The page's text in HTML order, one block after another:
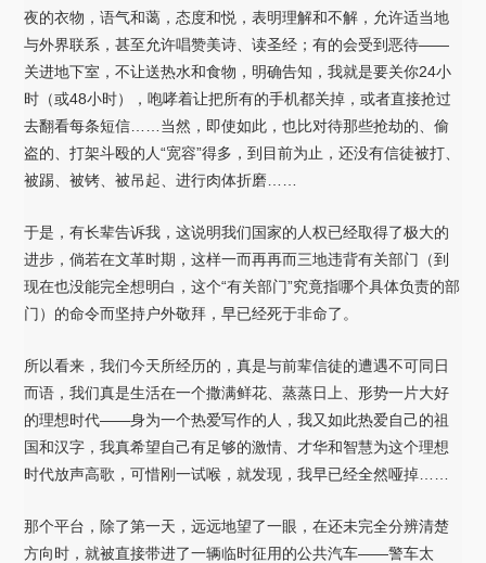
夜的衣物，语气和蔼，态度和悦，表明理解和不解，允许适当地
与外界联系，甚至允许唱赞美诗、读圣经；有的会受到恶待——
关进地下室，不让送热水和食物，明确告知，我就是要关你24小
时（或48小时），咆哮着让把所有的手机都关掉，或者直接抢过
去翻看每条短信……当然，即使如此，也比对待那些抢劫的、偷
盗的、打架斗殴的人“宽容”得多，到目前为止，还没有信徒被打、
被踢、被铐、被吊起、进行肉体折磨……
于是，有长辈告诉我，这说明我们国家的人权已经取得了极大的
进步，倘若在文革时期，这样一而再再而三地违背有关部门（到
现在也没能完全想明白，这个“有关部门”究竟指哪个具体负责的部
门）的命令而坚持户外敬拜，早已经死于非命了。
所以看来，我们今天所经历的，真是与前辈信徒的遭遇不可同日
而语，我们真是生活在一个撒满鲜花、蒸蒸日上、形势一片大好
的理想时代——身为一个热爱写作的人，我又如此热爱自己的祖
国和汉字，我真希望自己有足够的激情、才华和智慧为这个理想
时代放声高歌，可惜刚一试喉，就发现，我早已经全然哑掉……
那个平台，除了第一天，远远地望了一眼，在还未完全分辨清楚
方向时，就被直接带进了一辆临时征用的公共汽车——警车太